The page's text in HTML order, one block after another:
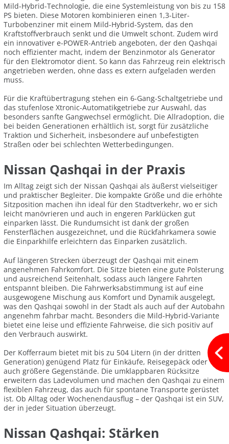
Mild-Hybrid-Technologie, die eine Systemleistung von bis zu 158
PS bieten. Diese Motoren kombinieren einen 1,3-Liter-
Turbobenziner mit einem Mild-Hybrid-System, das den
Kraftstoffverbrauch senkt und die Umwelt schont. Zudem wird
ein innovativer e-POWER-Antrieb angeboten, der den Qashqai
noch effizienter macht, indem der Benzinmotor als Generator
für den Elektromotor dient. So kann das Fahrzeug rein elektrisch
angetrieben werden, ohne dass es extern aufgeladen werden
muss.
Für die Kraftübertragung stehen ein 6-Gang-Schaltgetriebe und
das stufenlose Xtronic-Automatikgetriebe zur Auswahl, das
besonders sanfte Gangwechsel ermöglicht. Die Allradoption, die
bei beiden Generationen erhältlich ist, sorgt für zusätzliche
Traktion und Sicherheit, insbesondere auf unbefestigten
Straßen oder bei schlechten Wetterbedingungen.
Nissan Qashqai in der Praxis
Im Alltag zeigt sich der Nissan Qashqai als äußerst vielseitiger
und praktischer Begleiter. Die kompakte Größe und die erhöhte
Sitzposition machen ihn ideal für den Stadtverkehr, wo er sich
leicht manövrieren und auch in engeren Parklücken gut
einparken lässt. Die Rundumsicht ist dank der großen
Fensterflächen ausgezeichnet, und die Rückfahrkamera sowie
die Einparkhilfe erleichtern das Einparken zusätzlich.
Auf längeren Strecken überzeugt der Qashqai mit einem
angenehmen Fahrkomfort. Die Sitze bieten eine gute Polsterung
und ausreichend Seitenhalt, sodass auch längere Fahrten
entspannt bleiben. Die Fahrwerksabstimmung ist auf eine
ausgewogene Mischung aus Komfort und Dynamik ausgelegt,
was den Qashqai sowohl in der Stadt als auch auf der Autobahn
angenehm fahrbar macht. Besonders die Mild-Hybrid-Variante
bietet eine leise und effiziente Fahrweise, die sich positiv auf
den Verbrauch auswirkt.
Der Kofferraum bietet mit bis zu 504 Litern (in der dritten
Generation) genügend Platz für Einkäufe, Reisegepäck oder
auch größere Gegenstände. Die umklappbaren Rücksitze
erweitern das Ladevolumen und machen den Qashqai zu einem
flexiblen Fahrzeug, das auch für spontane Transporte gerüstet
ist. Ob Alltag oder Wochenendausflug – der Qashqai ist ein SUV,
der in jeder Situation überzeugt.
Nissan Qashqai: Stärken